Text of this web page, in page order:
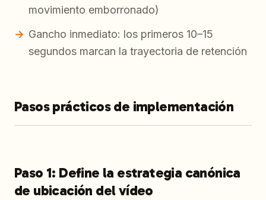
movimiento emborronado)
Gancho inmediato: los primeros 10–15
segundos marcan la trayectoria de retención
Pasos prácticos de implementación
Paso 1: Define la estrategia canónica
de ubicación del vídeo